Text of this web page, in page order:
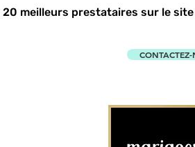
meilleurs prestataires sur le